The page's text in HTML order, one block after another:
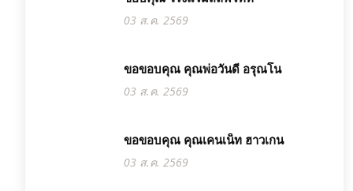
03 ส.ค. 2569
ขอขอบคุณ คุณพ่อวันดี อรุณโน
03 ส.ค. 2569
ขอขอบคุณ คุณเคนเน็ท ฮาวเกน
03 ส.ค. 2569